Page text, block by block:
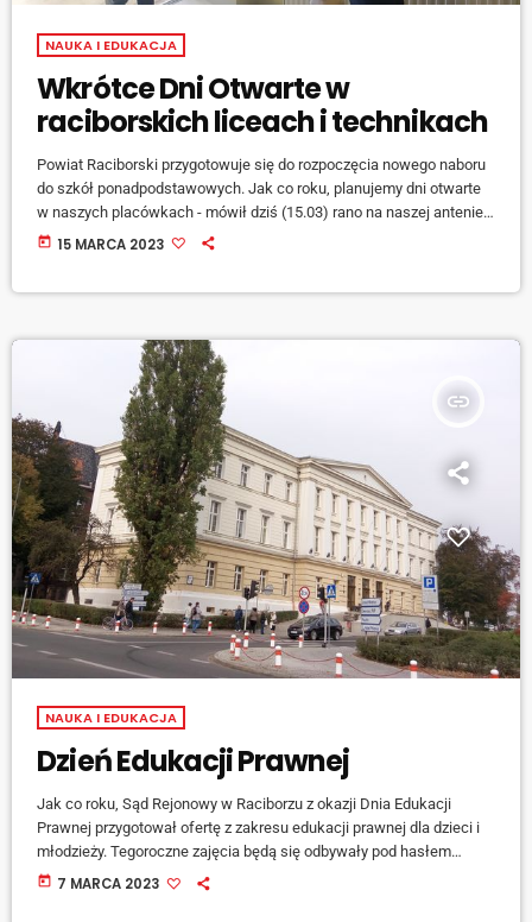
NAUKA I EDUKACJA
Wkrótce Dni Otwarte w
raciborskich liceach i technikach
Powiat Raciborski przygotowuje się do rozpoczęcia nowego naboru
do szkół ponadpodstawowych. Jak co roku, planujemy dni otwarte
w naszych placówkach - mówił dziś (15.03) rano na naszej antenie
wicestarosta raciborski Marek Kurpis. [jwplayer mediaid="138815"]
wyboru szkoły. [jwplayer mediaid="138816"] Wtedy też […]
today 15 MARCA 2023
insert_link
NAUKA I EDUKACJA
Dzień Edukacji Prawnej
Jak co roku, Sąd Rejonowy w Raciborzu z okazji Dnia Edukacji
Prawnej przygotował ofertę z zakresu edukacji prawnej dla dzieci i
młodzieży. Tegoroczne zajęcia będą się odbywały pod hasłem
'Pracuję i zarabiam', to odpowiedź na problemy oraz ryzyka jakie
today 7 MARCA 2023